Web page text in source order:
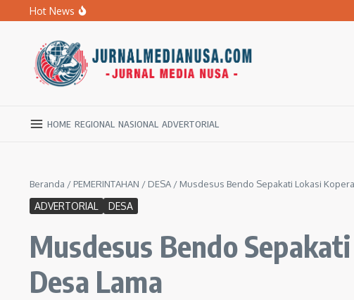
Lewati ke konten
Hot News
Kupas Pola Asuh Berbasis Otak Anak, SD Muhammadiyah 1
HOME REGIONAL NASIONAL ADVERTORIAL
Beranda / PEMERINTAHAN / DESA / Musdesus Bendo Sepakati Lokasi
ADVERTORIAL DESA
Musdesus Bendo
Desa Lama